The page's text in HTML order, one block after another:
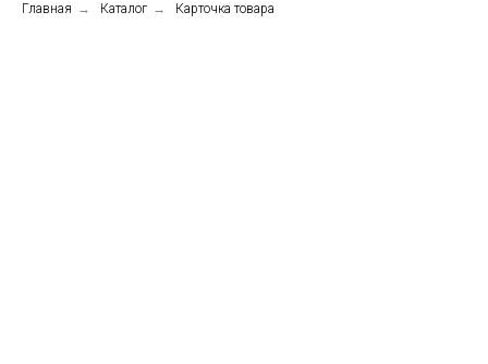
Главная → Каталог → Карточка товара